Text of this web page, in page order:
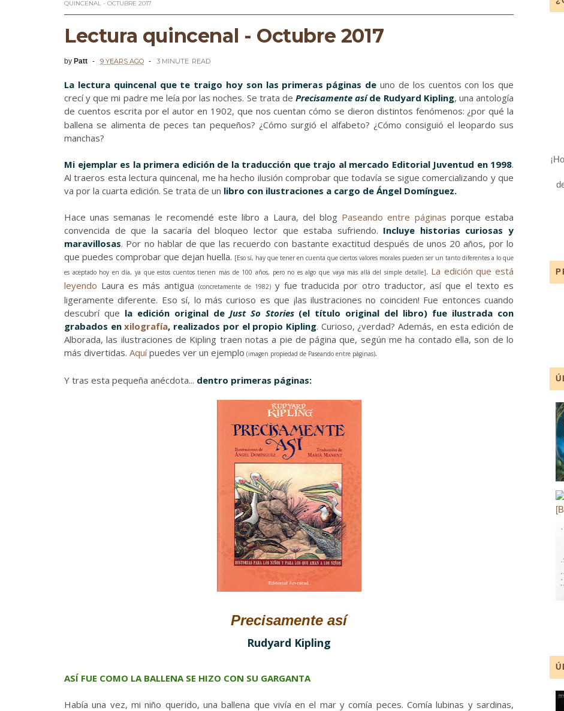
QUINCENAL - OCTUBRE 2017
Lectura quincenal - Octubre 2017
by Patt 9 YEARS AGO 3 MINUTE READ
La lectura quincenal que te traigo hoy son las primeras páginas de uno de los cuentos con los que
crecí y que mi padre me leía por las noches. Se trata dePrecisamente asíde Rudyard Kipling, una antología
de cuentos escrita por el autor en 1902, que nos cuentan cómo se dieron distintos fenómenos: ¿por qué la
ballena se alimenta de peces tan pequeños? ¿Cómo surgió el alfabeto? ¿Cómo consiguió el leopardo sus
manchas?
Mi ejemplar es la primera edición de la traducción que trajo al mercado Editorial Juventud en 1998.
Al traeros esta lectura quincenal, me ha hecho ilusión comprobar que todavía se sigue comercializando y que
va por la cuarta edición. Se trata de un libro con ilustraciones a cargo de Ángel Domínguez.
Hace unas semanas le recomendé este libro a Laura, del blog Paseando entre páginas porque estaba
convencida de que la sacaría del bloqueo lector que estaba sufriendo. Incluye historias curiosas y
maravillosas. Por no hablar de que las recuerdo con bastante exactitud después de unos 20 años, por lo
que puedes comprobar que dejan huella. [Eso sí, hay que tener en cuenta que ciertos valores morales pueden ser un tanto diferentes a lo que
es aceptado hoy en día, ya que estos cuentos tienen más de 100 años, pero no es algo que vaya más allá del simple detalle]. La edición que está
leyendo Laura es más antigua (concretamente de 1982)y fue traducida por otro traductor, así que el texto es
ligeramente diferente. Eso sí, lo más curioso es que ¡las ilustraciones no coinciden! Fue entonces cuando
descubrí que la edición original de Just So Stories(el título original del libro) fue ilustrada con
grabados enxilografía, realizados por el propio Kipling. Curioso, ¿verdad? Además, en esta edición de
Alborada, las ilustraciones de Kipling traen notas a pie de página que, según me ha contado ella, son de lo
más divertidas. Aquípuedes ver un ejemplo (imagen propiedad de Paseando entre páginas).
Y tras esta pequeña anécdota... dentro primeras páginas:
Precisamente así
Rudyard Kipling
ASÍ FUE COMO LA BALLENA SE HIZO CON SU GARGANTA
Había una vez, mi niño querido, una ballena que vivía en el mar y comía peces. Comía lubinas y sardinas,